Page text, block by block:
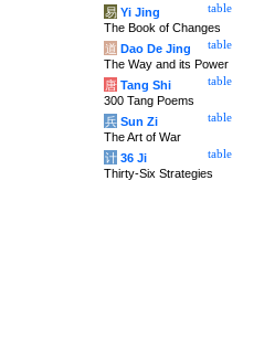
table
易 Yi Jing
The Book of Changes
table
道 Dao De Jing
The Way and its Power
table
唐 Tang Shi
300 Tang Poems
table
兵 Sun Zi
The Art of War
table
计 36 Ji
Thirty-Six Strategies